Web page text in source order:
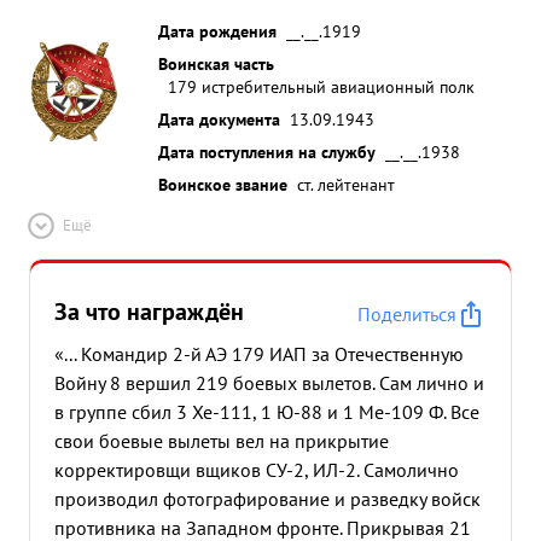
Дата рождения
__.__.1919
Воинская часть
179 истребительный авиационный полк
Дата документа 13.09.1943
Дата поступления на службу
__.__.1938
Воинское звание ст. лейтенант
Ещё
За что награждён
Поделиться
«... Командир 2-й АЭ 179 ИАП за Отечественную
Войну 8 вершил 219 боевых вылетов. Сам лично и
в группе сбил 3 Хе-111, 1 Ю-88 и 1 Ме-109 Ф. Все
свои боевые вылеты вел на прикрытие
корректировщи вщиков СУ-2, ИЛ-2. Самолично
производил фотографирование и разведку войск
противника на Западном фронте. Прикрывая 21